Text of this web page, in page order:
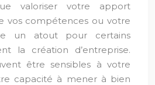
valoriser votre apport
vos compétences ou votre
un atout pour certains
la création d’entreprise.
être sensibles à votre
capacité à mener à bien